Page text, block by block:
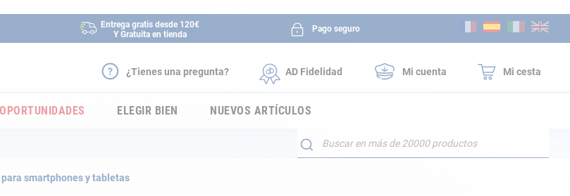
Entrega gratis desde 120€
Y Gratuita en tienda
Pago seguro
¿Tienes una pregunta? AD Fidelidad Mi cuenta Mi cesta
OPORTUNIDADES ELEGIR BIEN NUEVOS ARTÍCULOS
Buscar
smartphones y tabletas